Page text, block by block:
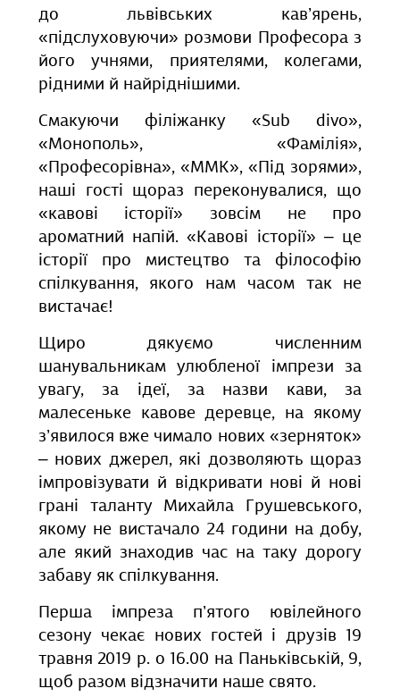
до львівських кав’ярень,
«підслуховуючи» розмови Професора з
його учнями, приятелями, колегами,
рідними й найріднішими.
Смакуючи філіжанку «Sub divo»,
«Монополь», «Фамілія»,
«Професорівна», «ММК», «Під зорями»,
наші гості щораз переконувалися, що
«кавові історії» зовсім не про
ароматний напій. «Кавові історії» – це
історії про мистецтво та філософію
спілкування, якого нам часом так не
вистачає!
Щиро дякуємо численним
шанувальникам улюбленої імпрези за
увагу, за ідеї, за назви кави, за
малесеньке кавове деревце, на якому
з’явилося вже чимало нових «зерняток»
– нових джерел, які дозволяють щораз
імпровізувати й відкривати нові й нові
грані таланту Михайла Грушевського,
якому не вистачало 24 години на добу,
але який знаходив час на таку дорогу
забаву як спілкування.
Перша імпреза п’ятого ювілейного
сезону чекає нових гостей і друзів 19
травня 2019 р. о 16.00 на Паньківській, 9,
щоб разом відзначити наше свято.